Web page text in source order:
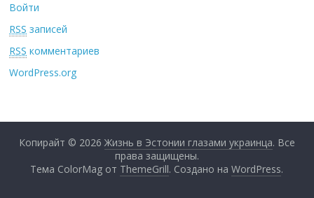
Войти
RSS записей
RSS комментариев
WordPress.org
Копирайт © 2026 Жизнь в Эстонии глазами украинца. Все
права защищены.
Тема ColorMag от ThemeGrill. Создано наWordPress.